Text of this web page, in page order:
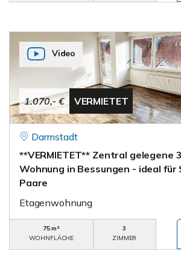
1.070,- € VERMIETET
Video
Darmstadt
**VERMIETET** Zentral gelegene
Wohnung in Bessungen - ideal für
Paare
Etagenwohnung
75 m²
WOHNFLÄCHE
3
ZIMMER